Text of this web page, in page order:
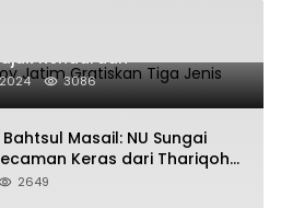
79, Pemprov Jatim Gratiskan
Kendaraan
3086
Masail: NU Sungai
Keras dari Thariqoh
2649